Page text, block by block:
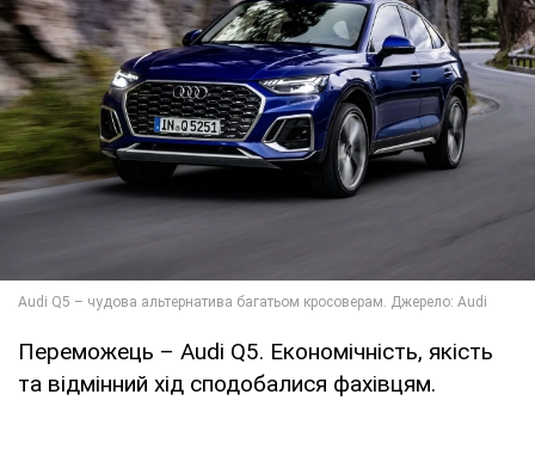
Переможець – Audi Q5. Економічність, якість
та відмінний хід сподобалися фахівцям.